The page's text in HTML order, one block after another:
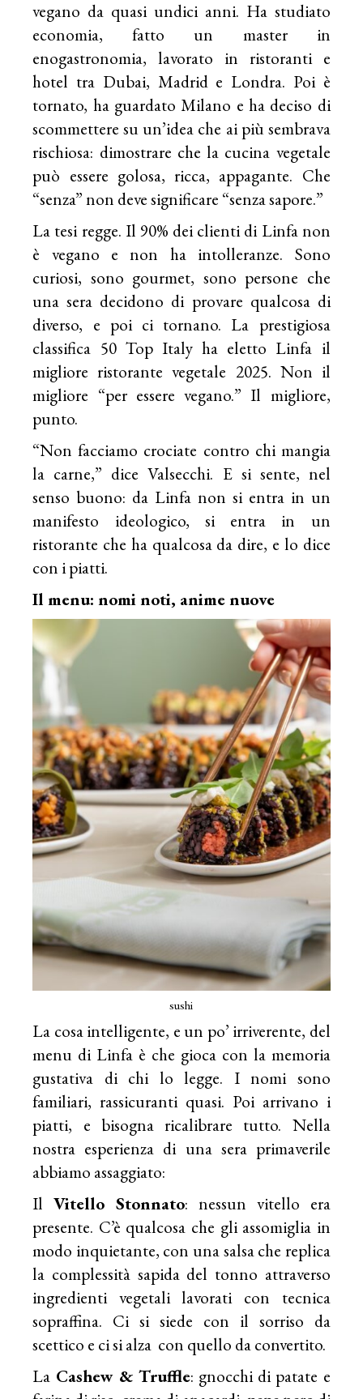
vegano da quasi undici anni. Ha studiato
economia, fatto un master in
enogastronomia, lavorato in ristoranti e
hotel tra Dubai, Madrid e Londra. Poi è
tornato, ha guardato Milano e ha deciso di
scommettere su un’idea che ai più sembrava
rischiosa: dimostrare che la cucina vegetale
può essere golosa, ricca, appagante. Che
“senza” non deve significare “senza sapore.”
La tesi regge. Il 90% dei clienti di Linfa non
è vegano e non ha intolleranze. Sono
curiosi, sono gourmet, sono persone che
una sera decidono di provare qualcosa di
diverso, e poi ci tornano. La prestigiosa
classifica 50 Top Italy ha eletto Linfa il
migliore ristorante vegetale 2025. Non il
migliore “per essere vegano.” Il migliore,
punto.
“Non facciamo crociate contro chi mangia
la carne,” dice Valsecchi. E si sente, nel
senso buono: da Linfa non si entra in un
manifesto ideologico, si entra in un
ristorante che ha qualcosa da dire, e lo dice
con i piatti.
Il menu: nomi noti, anime nuove
sushi
La cosa intelligente, e un po’ irriverente, del
menu di Linfa è che gioca con la memoria
gustativa di chi lo legge. I nomi sono
familiari, rassicuranti quasi. Poi arrivano i
piatti, e bisogna ricalibrare tutto. Nella
nostra esperienza di una sera primaverile
abbiamo assaggiato:
IlVitello Stonnato: nessun vitello era
presente. C’è qualcosa che gli assomiglia in
modo inquietante, con una salsa che replica
la complessità sapida del tonno attraverso
ingredienti vegetali lavorati con tecnica
sopraffina. Ci si siede con il sorriso da
scettico e ci si alza con quello da convertito.
La Cashew & Truffle: gnocchi di patate e